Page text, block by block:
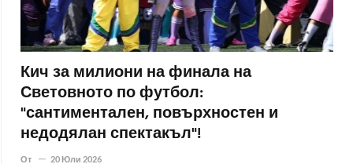
Кич за милиони на финала на
Световното по футбол:
"сантиментален, повърхностен и
недодялан спектакъл"!
От 20 Юли 2026